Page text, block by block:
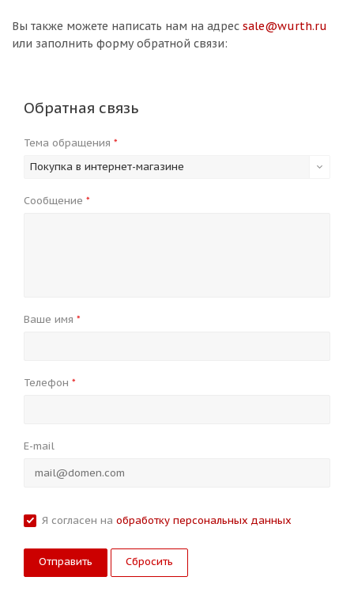
Вы также можете написать нам на адрес sale@wurth.ru
или заполнить форму обратной связи:
Обратная связь
Тема обращения *
Покупка в интернет-магазине
Сообщение *
Ваше имя *
Телефон *
E-mail
Я согласен на обработку персональных данных
Сбросить